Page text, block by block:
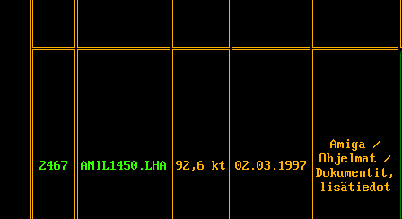
2467 AMIL1450.LHA 92,6 kt 02.03.1997
Amiga /
Ohjelmat /
Dokumentit,
lisätiedot